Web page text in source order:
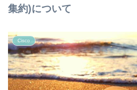
集約)について
Cisco